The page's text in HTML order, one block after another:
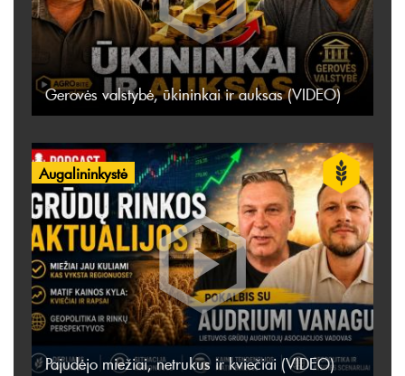
Gerovės valstybė, ūkininkai ir auksas (VIDEO)
Augalininkystė
Pajudėjo miežiai, netrukus ir kviečiai (VIDEO)